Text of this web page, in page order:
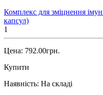
Комплекс для зміцнення
капсул)
1
Цена: 792.00грн.
Купити
Наявність: На складі